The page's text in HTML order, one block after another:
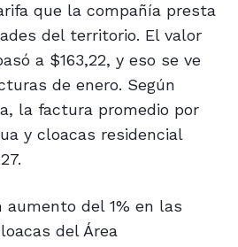
que la compañía presta
del territorio. El valor
a $163,22, y eso se ve
de enero. Según
la factura promedio por
y cloacas residencial
del 1% en las
del Área